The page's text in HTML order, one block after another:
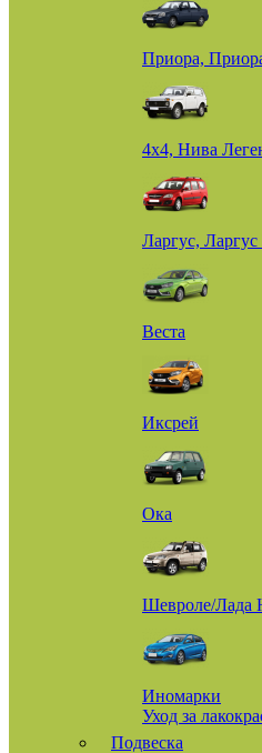
Приора,
4х4, Нива
Ларгус, Ларгус
Веста
Иксрей
Ока
Шевроле/Лада
Иномарки
Уход за
Подвеска